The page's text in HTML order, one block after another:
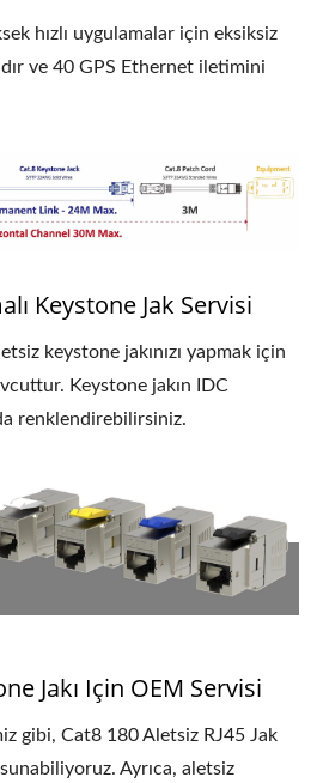
hızlı uygulamalar için eksiksiz
ve 40 GPS Ethernet iletimini
Keystone Jak Servisi
keystone jakınızı yapmak için
Keystone jakın IDC
renklendirebilirsiniz.
Jakı Için OEM Servisi
gibi, Cat8 180 Aletsiz RJ45 Jak
Ayrıca, aletsiz